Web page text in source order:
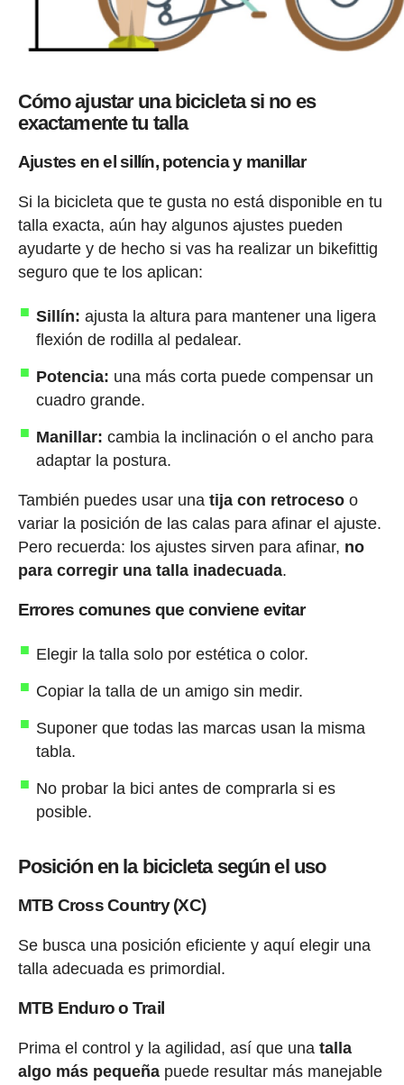
Cómo ajustar una bicicleta si no es
exactamente tu talla
Ajustes en el sillín, potencia y manillar
Si la bicicleta que te gusta no está disponible en tu
talla exacta, aún hay algunos ajustes pueden
ayudarte y de hecho si vas ha realizar un bikefittig
seguro que te los aplican:
Sillín: ajusta la altura para mantener una ligera
flexión de rodilla al pedalear.
Potencia: una más corta puede compensar un
cuadro grande.
Manillar: cambia la inclinación o el ancho para
adaptar la postura.
También puedes usar una tija con retrocesoo
variar la posición de las calas para afinar el ajuste.
Pero recuerda: los ajustes sirven para afinar, no
para corregir una talla inadecuada.
Errores comunes que conviene evitar
Elegir la talla solo por estética o color.
Copiar la talla de un amigo sin medir.
Suponer que todas las marcas usan la misma
tabla.
No probar la bici antes de comprarla si es
posible.
Posición en la bicicleta según el uso
MTB Cross Country (XC)
Se busca una posición eficiente y aquí elegir una
talla adecuada es primordial.
MTB Enduro o Trail
Prima el control y la agilidad, así que una talla
algo más pequeñapuede resultar más manejable